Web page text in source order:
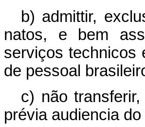
b) admittir,
natos, e bem
serviços technicos
de pessoal
c) não
prévia audiencia